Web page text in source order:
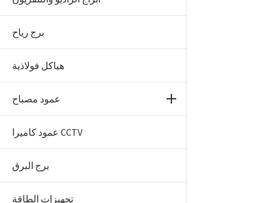
برج رياح
هياكل فولاذية
عمود مصباح
عمود كاميرا CCTV
برج البرق
تجهيزات الطاقة